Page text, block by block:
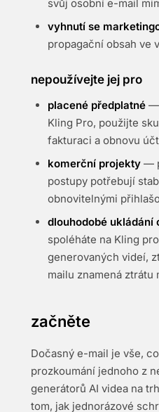
svůj osobní e-mail
vyhnutí se
propagační obsah ve
nepoužívejte jej pro
placené předplatné —
Kling Pro, použijte
fakturaci a obnovu
komerční projekty —
postupy potřebují
obnovitelnými
dlouhodobé ukládání
spoléháte na Kling
generovaných videí,
mailu znamená
začněte
Dočasný e-mail je vše,
prozkoumání jednoho z
generátorů AI videa na
tom, jak jednorázové